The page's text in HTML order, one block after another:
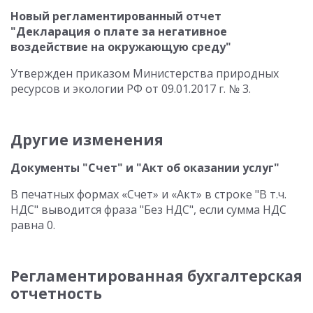
Новый регламентированный отчет
"Декларация о плате за негативное
воздействие на окружающую среду"
Утвержден приказом Министерства природных
ресурсов и экологии РФ от 09.01.2017 г. № 3.
Другие изменения
Документы "Счет" и "Акт об оказании услуг"
В печатных формах «Счет» и «Акт» в строке "В т.ч.
НДС" выводится фраза "Без НДС", если сумма НДС
равна 0.
Регламентированная бухгалтерская
отчетность